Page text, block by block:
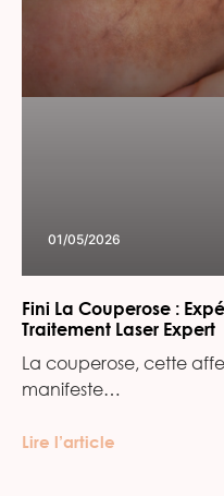
01/05/2026
Fini La Couperose :
Traitement Laser Expert
La couperose, cette
manifeste…
Lire l’article